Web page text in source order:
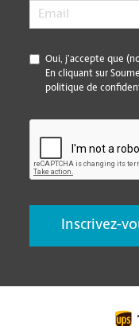
Email
*
Oui, j’accepte que
En cliquant sur
politique de